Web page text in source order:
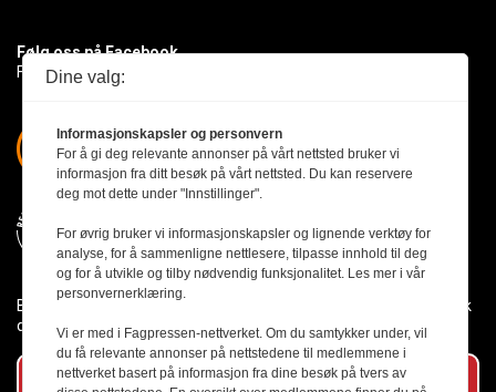
Følg oss på Facebook
Få med deg det siste innen byggebransjen
Byggmesteren følger Vær Varsom-plakaten og presseetikken slik
den er nedfelt i Redaktørplakaten.
Abonner på vårt nyhetsbrev
Dine valg:
Informasjonskapsler og personvern
For å gi deg relevante annonser på vårt nettsted bruker vi
informasjon fra ditt besøk på vårt nettsted. Du kan reservere
deg mot dette under "Innstillinger".
For øvrig bruker vi informasjonskapsler og lignende verktøy for
analyse, for å sammenligne nettlesere, tilpasse innhold til deg
og for å utvikle og tilby nødvendig funksjonalitet. Les mer i vår
personvernerklæring.
Vi er med i Fagpressen-nettverket. Om du samtykker under, vil
du få relevante annonser på nettstedene til medlemmene i
nettverket basert på informasjon fra dine besøk på tvers av